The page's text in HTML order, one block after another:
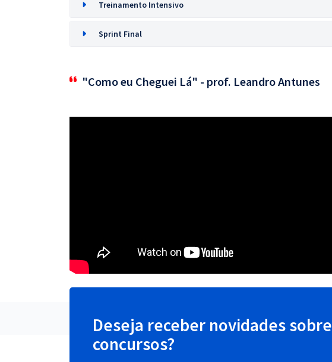
Treinamento Intensivo
Sprint Final
"Como eu Cheguei Lá" - prof. Leandro Antunes
Deseja receber novidades sobre
concursos?